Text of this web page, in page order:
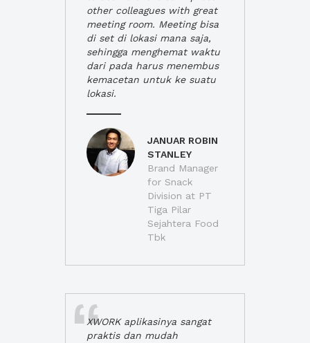
other colleagues with great
meeting room. Meeting bisa
di set di lokasi mana saja,
sehingga menghemat waktu
dari pada harus menembus
kemacetan untuk ke suatu
lokasi.
JANUAR ROBIN
STANLEY
Brand Manager
for Snack
Division at PT
Tiga Pilar
Sejahtera Food
Tbk
XWORK aplikasinya sangat
praktis dan mudah